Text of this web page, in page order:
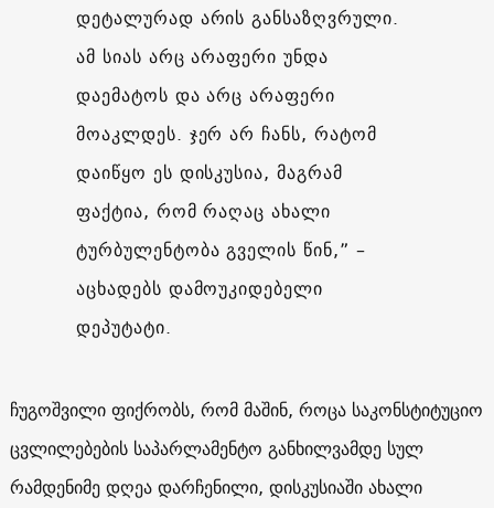
დეტალურად არის განსაზღვრული.
ამ სიას არც არაფერი უნდა
დაემატოს და არც არაფერი
მოაკლდეს. ჯერ არ ჩანს, რატომ
დაიწყო ეს დისკუსია, მაგრამ
ფაქტია, რომ რაღაც ახალი
ტურბულენტობა გველის წინ,” –
აცხადებს დამოუკიდებელი
დეპუტატი.
ჩუგოშვილი ფიქრობს, რომ მაშინ, როცა საკონსტიტუციო
ცვლილებების საპარლამენტო განხილვამდე სულ
რამდენიმე დღეა დარჩენილი, დისკუსიაში ახალი